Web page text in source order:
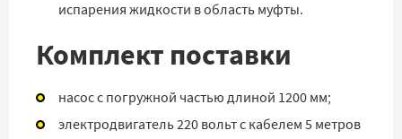
испарения жидкости в область муфты.
Комплект поставки
насос с погружной частью длиной 1200 мм;
электродвигатель 220 вольт с кабелем 5 метров